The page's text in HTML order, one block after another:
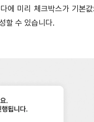
에 미리 체크박스가 기본
할 수 있습니다.